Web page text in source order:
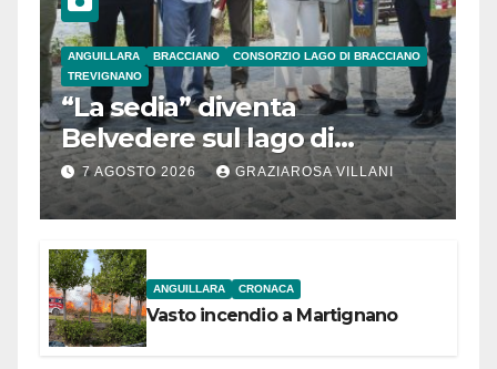
ANGUILLARA BRACCIANO
CONSORZIO LAGO DI BRACCIANO
TREVIGNANO
“La sedia” diventa
Belvedere sul lago di
Bracciano: ieri
l’inaugurazione
7 AGOSTO 2026 GRAZIAROSA VILLANI
ANGUILLARA CRONACA
Vasto incendio a Martignano